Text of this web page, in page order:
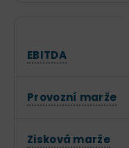
EBITDA
Provozní marže
Zisková marže